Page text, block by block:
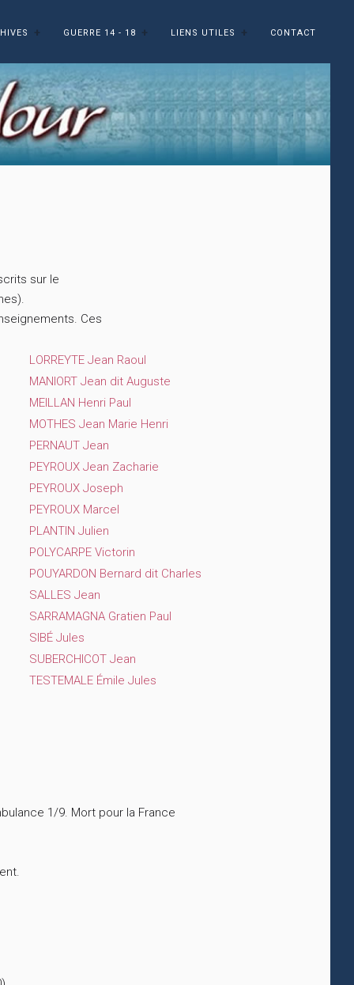
GUERRE 14 - 18 LIENS UTILES CONTACT
sur le
Ces
LORREYTE Jean Raoul
MANIORT Jean dit Auguste
MEILLAN Henri Paul
MOTHES Jean Marie Henri
PERNAUT Jean
PEYROUX Jean Zacharie
PEYROUX Joseph
PEYROUX Marcel
PLANTIN Julien
POLYCARPE Victorin
POUYARDON Bernard dit Charles
SALLES Jean
SARRAMAGNA Gratien Paul
SIBÉ Jules
SUBERCHICOT Jean
TESTEMALE Émile Jules
1/9. Mort pour la France